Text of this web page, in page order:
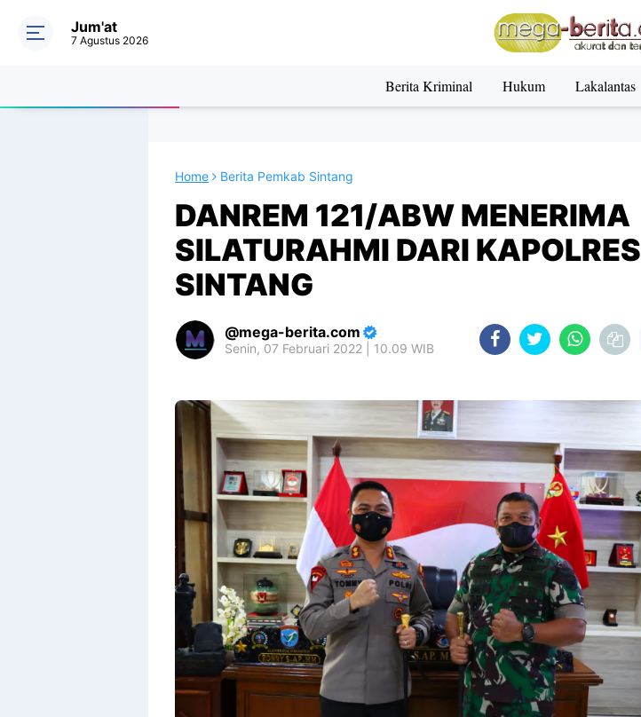
Jum'at
7 Agustus 2026
Berita Kriminal Hukum Lakalantas
Home Berita Pemkab Sintang
DANREM 121/ABW MENERIMA
SILATURAHMI DARI KAPOLRES
SINTANG
mega-berita.com
Senin, 07 Februari 2022 | 10.09 WIB